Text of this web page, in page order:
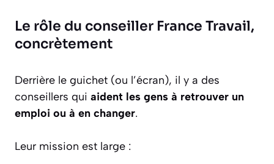
Le rôle du conseiller France Travail,
concrètement
Derrière le guichet (ou l’écran), il y a des
conseillers qui aident les gens à retrouver un
emploi ou à en changer.
Leur mission est large :